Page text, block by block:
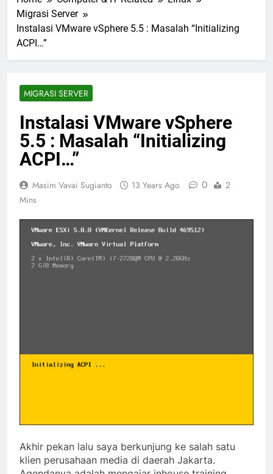
Migrasi Server
Instalasi VMware vSphere 5.5 : Masalah “Initializing
ACPI…”
MIGRASI SERVER
Instalasi VMware vSphere
5.5 : Masalah “Initializing
ACPI…”
Masim Vavai Sugianto 13 Years Ago 0
2
Mins
Akhir pekan lalu saya berkunjung ke salah satu
klien perusahaan media di daerah Jakarta.